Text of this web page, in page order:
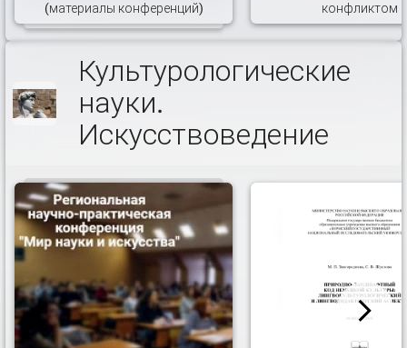
(материалы конференций)
конфликтом
Культурологические
науки.
Искусствоведение